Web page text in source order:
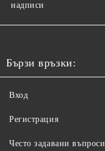
надписи
Бързи връзки:
Вход
Регистрация
Често задавани въпроси